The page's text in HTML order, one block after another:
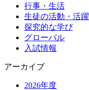
行事・生活
生徒の活動・活躍
探究的な学び
グローバル
入試情報
アーカイブ
2026年度